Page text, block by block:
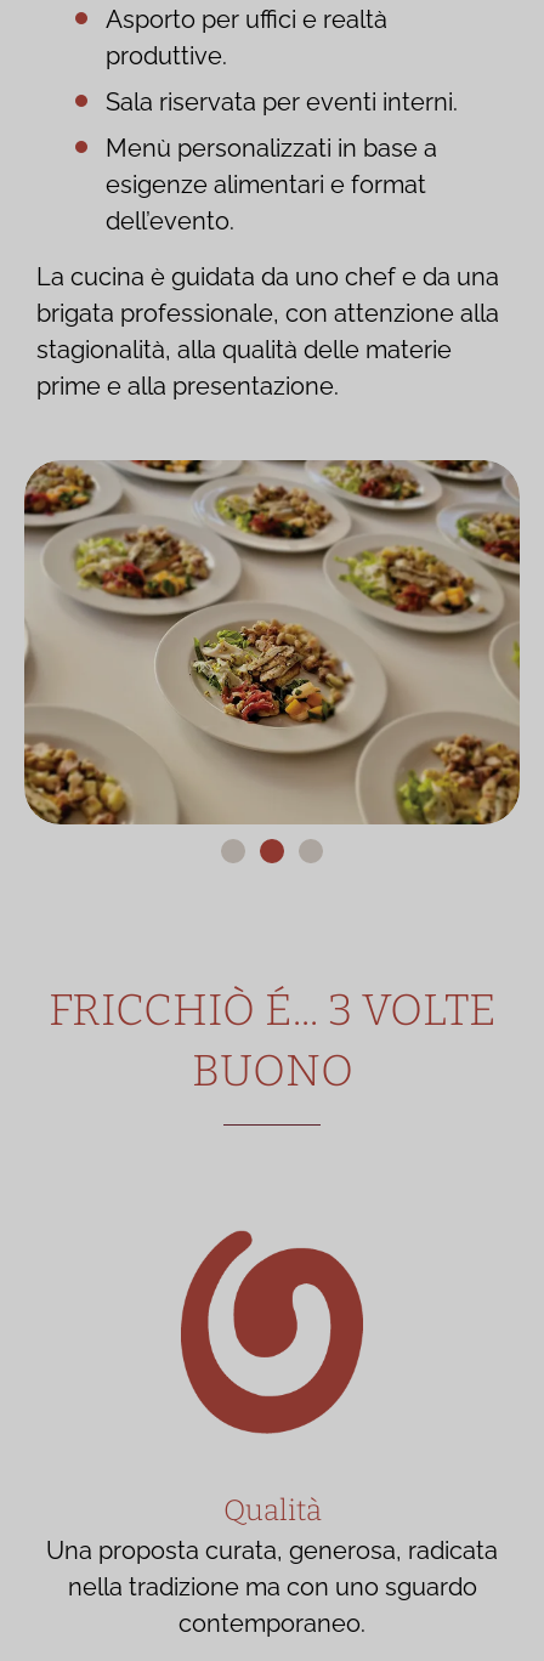
Asporto per uffici e realtà
produttive.
Sala riservata per eventi interni.
Menù personalizzati in base a
esigenze alimentari e format
dell’evento.
La cucina è guidata da uno chef e da una
brigata professionale, con attenzione alla
stagionalità, alla qualità delle materie
prime e alla presentazione.
FRICCHIÒ É... 3 VOLTE
BUONO
Qualità
Una proposta curata, generosa, radicata
nella tradizione ma con uno sguardo
contemporaneo.